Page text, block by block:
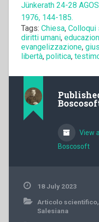
Jünkerath 24-28
1976, 144-185.
Tags: Chiesa, Colloqui
diritti umani,
evangelizzazione,
libertà, politica,
View
Boscosoft
18 July 2023
Articolo scientifico,
Salesiana